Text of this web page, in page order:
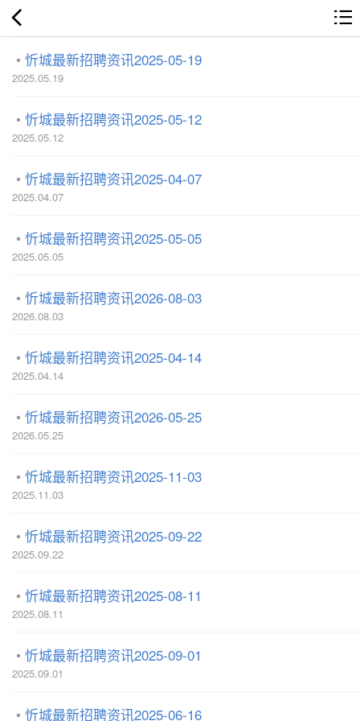
忻城最新招聘资讯2025-05-19
2025.05.19
忻城最新招聘资讯2025-05-12
2025.05.12
忻城最新招聘资讯2025-04-07
2025.04.07
忻城最新招聘资讯2025-05-05
2025.05.05
忻城最新招聘资讯2026-08-03
2026.08.03
忻城最新招聘资讯2025-04-14
2025.04.14
忻城最新招聘资讯2026-05-25
2026.05.25
忻城最新招聘资讯2025-11-03
2025.11.03
忻城最新招聘资讯2025-09-22
2025.09.22
忻城最新招聘资讯2025-08-11
2025.08.11
忻城最新招聘资讯2025-09-01
2025.09.01
忻城最新招聘资讯2025-06-16